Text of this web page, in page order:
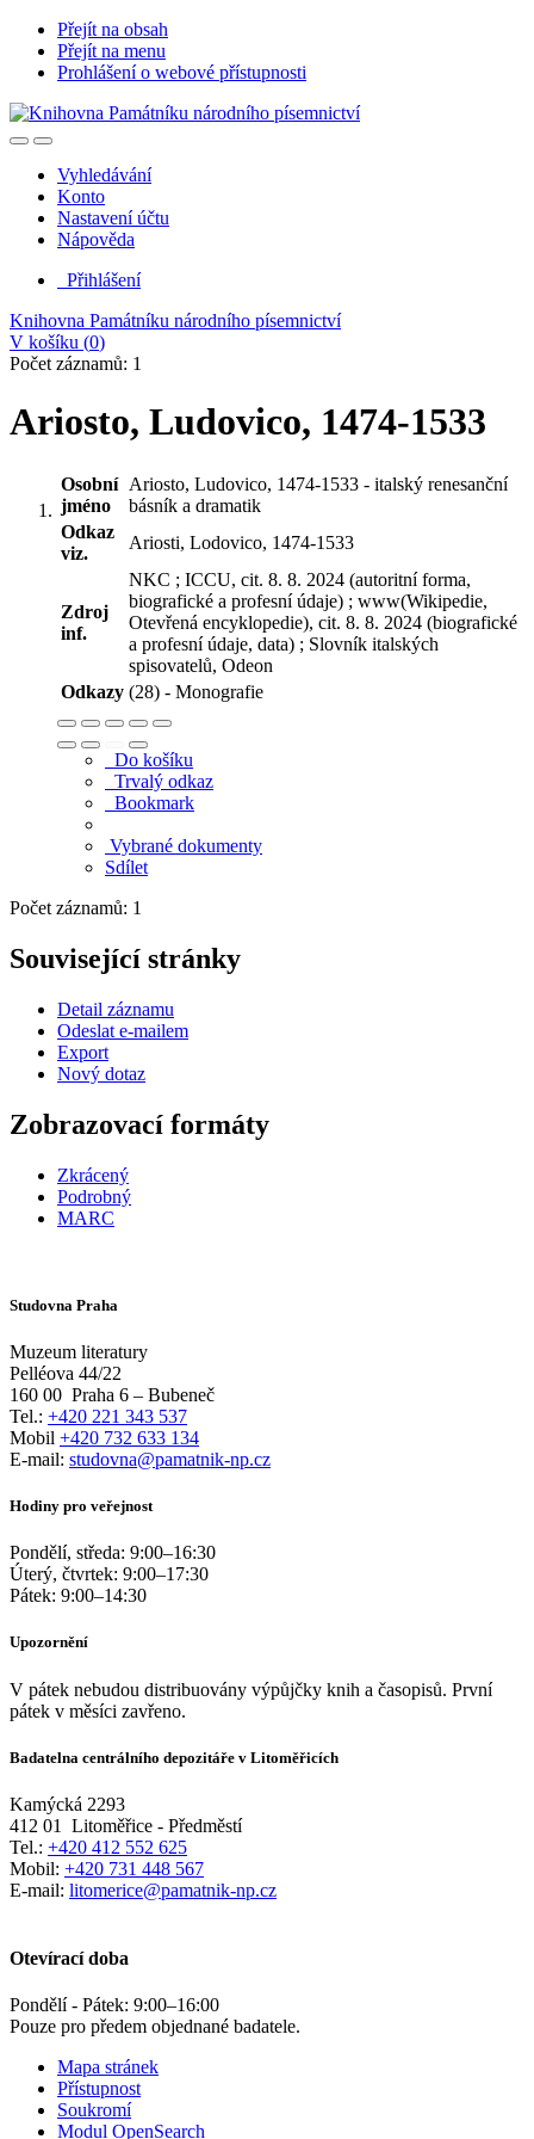
Přejít na obsah
Přejít na menu
Prohlášení o webové přístupnosti
Vyhledávání
Konto
Nastavení účtu
Nápověda
Přihlášení
Knihovna Památníku národního písemnictví
V košíku (0)
Počet záznamů: 1
Ariosto, Ludovico, 1474-1533
Osobní
jméno
Ariosto, Ludovico, 1474-1533 - italský renesanční
básník a dramatik
Odkaz
viz.
Ariosti, Lodovico, 1474-1533
Zdroj
inf.
NKC ; ICCU, cit. 8. 8. 2024 (autoritní forma,
biografické a profesní údaje) ; www(Wikipedie,
Otevřená encyklopedie), cit. 8. 8. 2024 (biografické
a profesní údaje, data) ; Slovník italských
spisovatelů, Odeon
Odkazy (28) - Monografie
Do košíku
Trvalý odkaz
Bookmark
Vybrané dokumenty
Sdílet
Počet záznamů: 1
Související stránky
Detail záznamu
Odeslat e-mailem
Export
Nový dotaz
Zobrazovací formáty
Zkrácený
Podrobný
MARC
Studovna Praha
Muzeum literatury
Pelléova 44/22
160 00 Praha 6 – Bubeneč
Tel.: +420 221 343 537
Mobil +420 732 633 134
E-mail: studovna@pamatnik-np.cz
Hodiny pro veřejnost
Pondělí, středa: 9:00–16:30
Úterý, čtvrtek: 9:00–17:30
Pátek: 9:00–14:30
Upozornění
V pátek nebudou distribuovány výpůjčky knih a časopisů. První
pátek v měsíci zavřeno.
Badatelna centrálního depozitáře v Litoměřicích
Kamýcká 2293
412 01
Litoměřice - Předměstí
Tel.: +420 412 552 625
Mobil: +420 731 448 567
E-mail: litomerice@pamatnik-np.cz
Otevírací doba
Pondělí - Pátek: 9:00–16:00
Pouze pro předem objednané badatele.
Mapa stránek
Přístupnost
Soukromí
Modul OpenSearch